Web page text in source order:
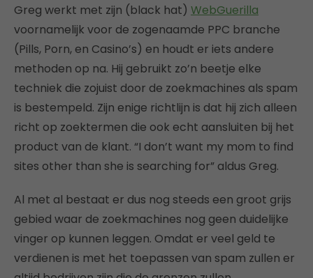
Greg werkt met zijn (black hat) WebGuerilla
voornamelijk voor de zogenaamde PPC branche
(Pills, Porn, en Casino’s) en houdt er iets andere
methoden op na. Hij gebruikt zo’n beetje elke
techniek die zojuist door de zoekmachines als spam
is bestempeld. Zijn enige richtlijn is dat hij zich alleen
richt op zoektermen die ook echt aansluiten bij het
product van de klant. “I don’t want my mom to find
sites other than she is searching for” aldus Greg.
Al met al bestaat er dus nog steeds een groot grijs
gebied waar de zoekmachines nog geen duidelijke
vinger op kunnen leggen. Omdat er veel geld te
verdienen is met het toepassen van spam zullen er